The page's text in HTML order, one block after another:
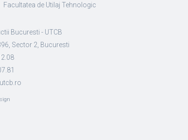
Facultatea de Utilaj Tehnologic
Bucuresti - UTCB
Sector 2, Bucuresti